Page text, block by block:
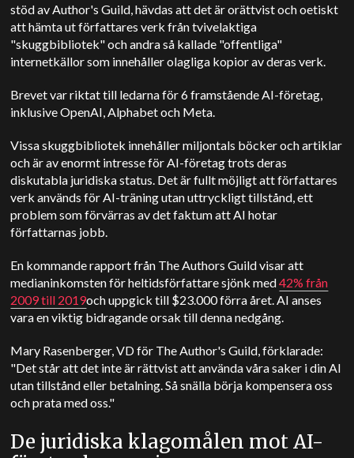
stöd av Author's Guild, hävdas att det är orättvist och oetiskt
att hämta ut författares verk från tvivelaktiga
"skuggbibliotek" och andra så kallade "offentliga"
internetkällor som innehåller olagliga kopior av deras verk.
Brevet var riktat till ledarna för 6 framstående AI-företag,
inklusive OpenAI, Alphabet och Meta.
Vissa skuggbibliotek innehåller miljontals böcker och artiklar
och är av enormt intresse för AI-företag trots deras
diskutabla juridiska status. Det är fullt möjligt att författares
verk används för AI-träning utan uttryckligt tillstånd, ett
problem som förvärras av det faktum att AI hotar
författarnas jobb.
En kommande rapport från The Authors Guild visar att
medianinkomsten för heltidsförfattare sjönk med42% från
2009 till 2019och uppgick till $23.000 förra året. AI anses
vara en viktig bidragande orsak till denna nedgång.
Mary Rasenberger, VD för The Author's Guild, förklarade:
"Det står att det inte är rättvist att använda våra saker i din AI
utan tillstånd eller betalning. Så snälla börja kompensera oss
och prata med oss."
De juridiska klagomålen mot AI-